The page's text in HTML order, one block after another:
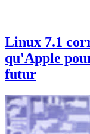
Linux 7.1
qu'Apple
futur